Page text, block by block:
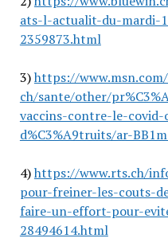
ats-l-actualit-du-mardi-
2359873.html
3)https://
ch/sante/other/
vaccins-contre-le-covid-
d%C3%A9truits/ar-
4)https://www.rts.ch/
pour-freiner-les-couts-
faire-un-effort-pour-
28494614.html